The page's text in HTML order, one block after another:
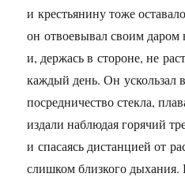
и крестьянину тоже
он отвоевывал своим
и, держась в стороне, не
каждый день. Он ускользал
посредничество стекла,
издали наблюдая горячий
и спасаясь дистанцией от
слишком близкого дыхания.